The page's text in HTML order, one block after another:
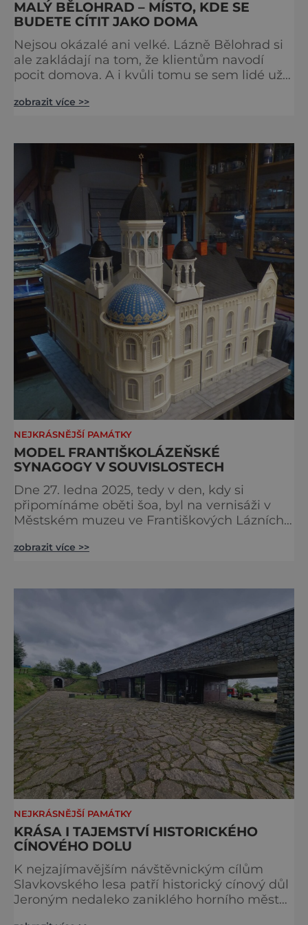
MALÝ BĚLOHRAD – MÍSTO, KDE SE
BUDETE CÍTIT JAKO DOMA
Nejsou okázalé ani velké. Lázně Bělohrad si
ale zakládají na tom, že klientům navodí
pocit domova. A i kvůli tomu se sem lidé už
lázeňské koncerty ani velkolepé akce.
nevšimne, ani se jí kolonáda vlastně neříká.
zobrazit více >>
NEJKRÁSNĚJŠÍ PAMÁTKY
MODEL FRANTIŠKOLÁZEŇSKÉ
SYNAGOGY V SOUVISLOSTECH
Dne 27. ledna 2025, tedy v den, kdy si
připomínáme oběti šoa, byl na vernisáži v
Městském muzeu ve Františkových Lázních
nacisty zničena v roce 1938. Do lázeňského
některé události spojené s touto významnou
zobrazit více >>
NEJKRÁSNĚJŠÍ PAMÁTKY
KRÁSA I TAJEMSTVÍ HISTORICKÉHO
CÍNOVÉHO DOLU
K nejzajímavějším návštěvnickým cílům
Slavkovského lesa patří historický cínový důl
Jeroným nedaleko zaniklého horního města